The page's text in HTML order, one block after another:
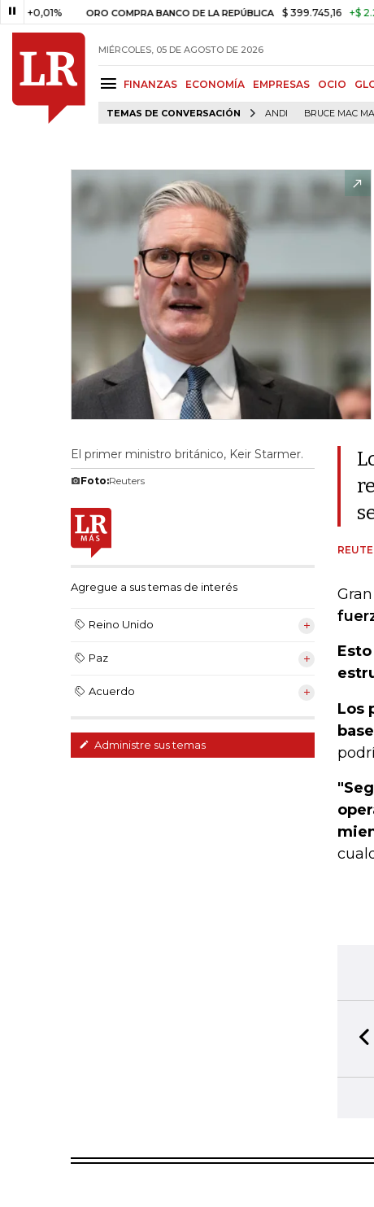
ORO COMPRA BANCO DE LA REPÚBLICA $ 399.745,16 +$ 2.295,71
MIÉRCOLES, 05 DE AGOSTO DE 2026
FINANZAS ECONOMÍA EMPRESAS OCIO
TEMAS DE CONVERSACIÓN ANDI BRUCE MAC
El primer ministro británico, Keir Starmer.
Foto:Reuters
Agregue a sus temas de interés
Reino Unido
Paz
Acuerdo
Administre sus temas
Los